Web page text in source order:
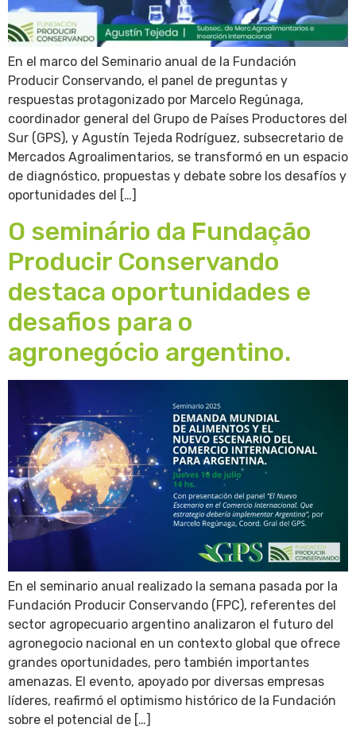
En el marco del Seminario anual de la Fundación
Producir Conservando, el panel de preguntas y
respuestas protagonizado por Marcelo Regúnaga,
coordinador general del Grupo de Países Productores del
Sur (GPS), y Agustín Tejeda Rodríguez, subsecretario de
Mercados Agroalimentarios, se transformó en un espacio
de diagnóstico, propuestas y debate sobre los desafíos y
oportunidades del […]
O seminário da Fundação
Producir Conservando
destaca oportunidades e
desafios para o
agronegócio argentino.
En el seminario anual realizado la semana pasada por la
Fundación Producir Conservando (FPC), referentes del
sector agropecuario argentino analizaron el futuro del
agronegocio nacional en un contexto global que ofrece
grandes oportunidades, pero también importantes
amenazas. El evento, apoyado por diversas empresas
líderes, reafirmó el optimismo histórico de la Fundación
sobre el potencial de […]